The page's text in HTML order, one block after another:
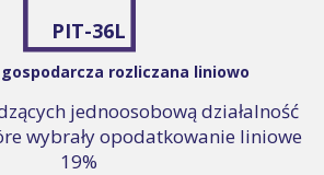
PIT-36L
gospodarcza rozliczana liniowo
jednoosobową działalność
wybrały opodatkowanie liniowe
19%